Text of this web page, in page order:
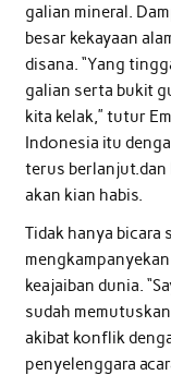
galian mineral.
besar kekayaan
disana. “Yang
galian serta bukit
kita kelak,” tutur
Indonesia itu
terus berlanjut.dan
akan kian habis.
Tidak hanya bicara
keajaiban dunia.
sudah
akibat konflik
penyelenggara